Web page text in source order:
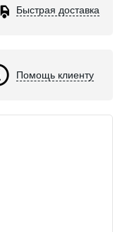
Быстрая доставка
Помощь клиенту